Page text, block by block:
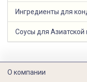
Ингредиенты для
Соусы для Азиатской
О компании